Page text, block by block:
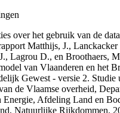
over het gebruik van de
Matthijs, J.,
Lagrou D., en Broothaers,
van Vlaanderen en het
Gewest - versie 2. Studie
de Vlaamse overheid,
Energie, Afdeling Land en
Natuurlijke Rijkdommen.